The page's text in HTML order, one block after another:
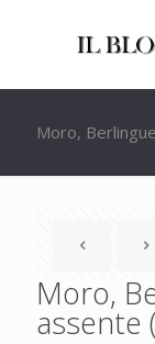
Moro,
Moro,
assente